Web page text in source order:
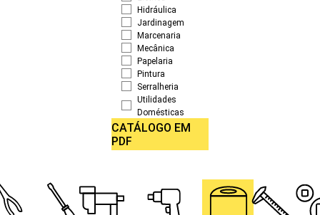
Hidráulica
Jardinagem
Marcenaria
Mecânica
Papelaria
Pintura
Serralheria
Utilidades
Domésticas
CATÁLOGO EM
PDF